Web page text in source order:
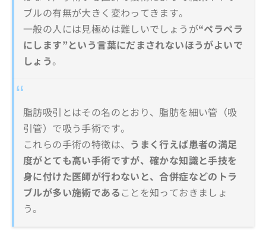
ブルの有無が大きく変わってきます。
一般の人には見極めは難しいでしょうが“ペラペラ
にします”という言葉にだまされないほうがよいで
しょう。
脂肪吸引とはその名のとおり、脂肪を細い管（吸
引管）で吸う手術です。
これらの手術の特徴は、 うまく行えば患者の満足
度がとても高い手術ですが、確かな知識と手技を
身に付けた医師が行わないと、合併症などのトラ
ブルが多い施術であることを知っておきましょ
う。